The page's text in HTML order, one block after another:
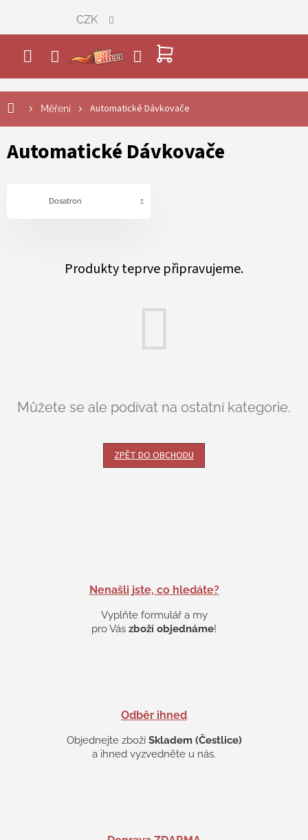
obsah
NÁKUPNÍ
KOŠÍK
CZK
Měření Automatické Dávkovače
Automatické Dávkovače
Dosatron
Produkty teprve připravujeme.
Můžete se ale podívat na ostatní kategorie.
ZPĚT DO OBCHODU
Nenašli jste, co hledáte?
Vyplňte formulář a my
pro Vás zboží objednáme!
Odběr ihned
Objednejte zboží Skladem (Čestlice)
a ihned vyzvedněte u nás.